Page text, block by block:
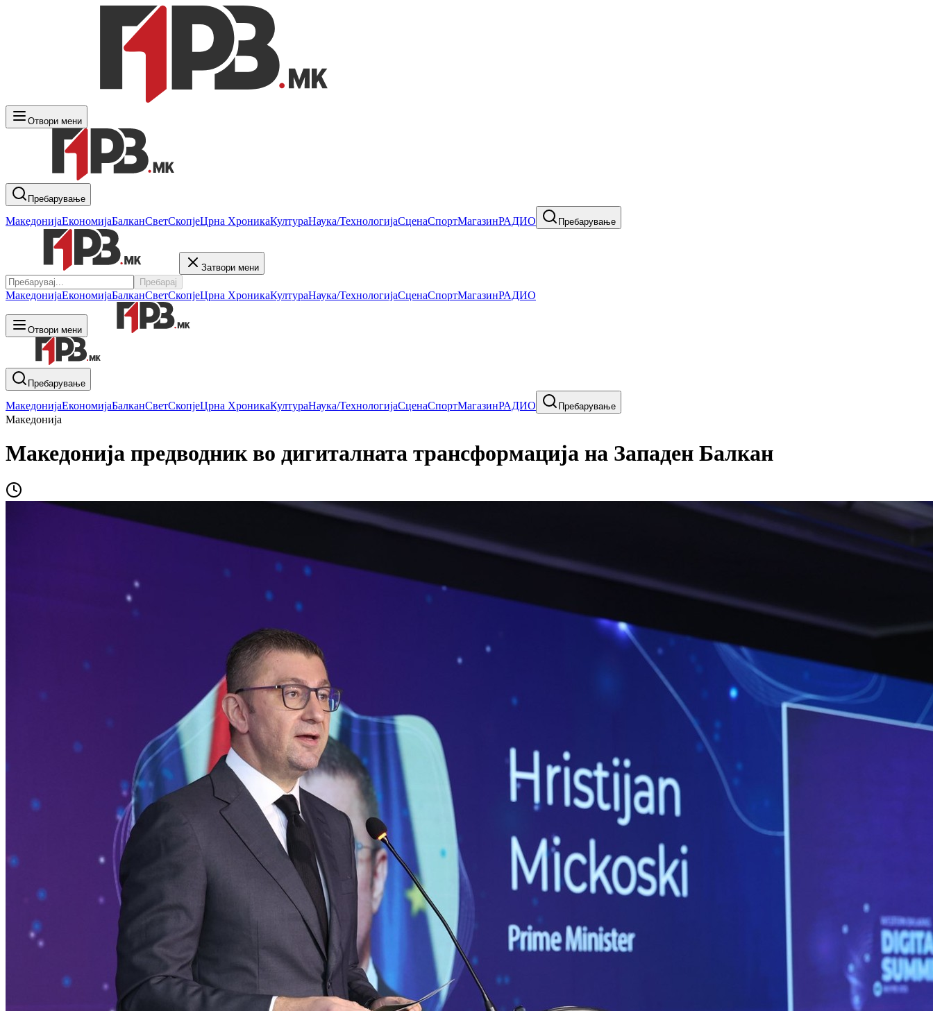
Отвори мени
Пребарување
МакедонијаЕкономијаБалканСветСкопјеЦрна ХроникаКултураНаука/ТехнологијаСценаСпортМагазинРАДИО Пребарување
Затвори мени
Пребарај
МакедонијаЕкономијаБалканСветСкопјеЦрна ХроникаКултураНаука/ТехнологијаСценаСпортМагазинРАДИО
Отвори мени
Пребарување
МакедонијаЕкономијаБалканСветСкопјеЦрна ХроникаКултураНаука/ТехнологијаСценаСпортМагазинРАДИО Пребарување
Македонија
Македонија предводник во дигиталната трансформација на Западен Балкан